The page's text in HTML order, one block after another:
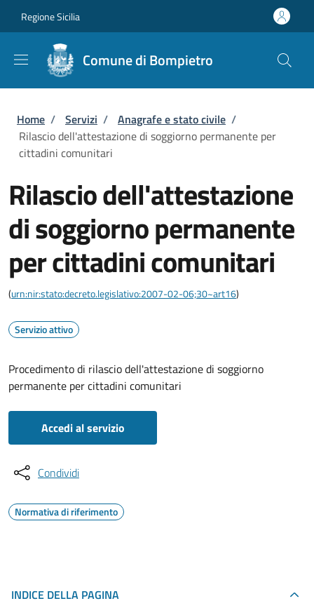
Regione Sicilia
Comune di Bompietro
Briciole di pane
Home / Servizi / Anagrafe e stato civile /
Rilascio dell'attestazione di soggiorno permanente per
cittadini comunitari
Rilascio dell'attestazione
di soggiorno permanente
per cittadini comunitari
(urn:nir:stato:decreto.legislativo:2007-02-06;30~art16)
Servizio attivo
Procedimento di rilascio dell'attestazione di soggiorno
permanente per cittadini comunitari
Accedi al servizio
Condividi
Normativa di riferimento
INDICE DELLA PAGINA